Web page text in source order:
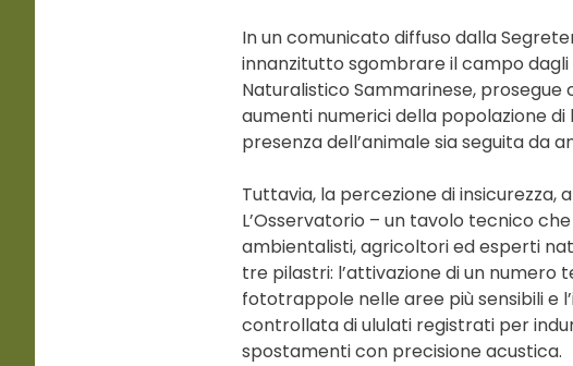
In un comunicato diffuso dalla
innanzitutto sgombrare il campo
Naturalistico Sammarinese, prosegue
aumenti numerici della popolazione
presenza dell’animale sia seguita da
Tuttavia, la percezione di
L’Osservatorio – un tavolo tecnico
ambientalisti, agricoltori ed esperti
tre pilastri: l’attivazione di un
fototrappole nelle aree più sensibili e
controllata di ululati registrati per
spostamenti con precisione acustica.